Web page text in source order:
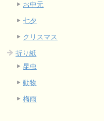
お中元
七夕
クリスマス
折り紙
昆虫
動物
梅雨